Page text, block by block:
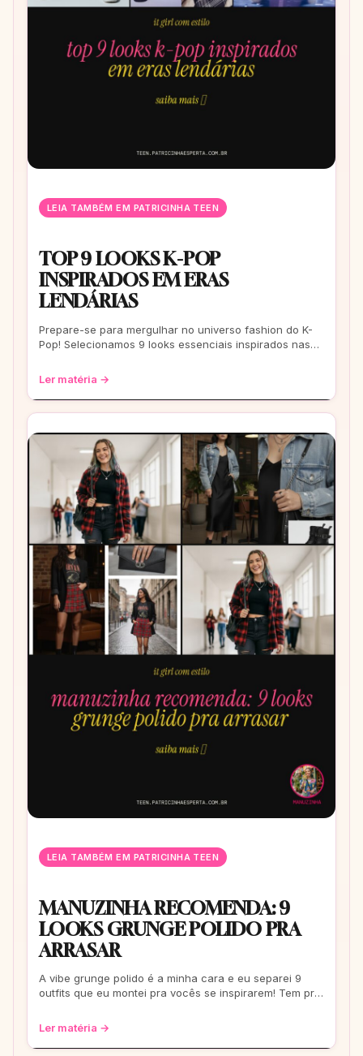
LEIA TAMBÉM EM PATRICINHA TEEN
TOP 9 LOOKS K-POP
INSPIRADOS EM ERAS
LENDÁRIAS
Prepare-se para mergulhar no universo fashion do K-
Pop! Selecionamos 9 looks essenciais inspirados nas
Ler matéria →
LEIA TAMBÉM EM PATRICINHA TEEN
MANUZINHA RECOMENDA: 9
LOOKS GRUNGE POLIDO PRA
ARRASAR
A vibe grunge polido é a minha cara e eu separei 9
outfits que eu montei pra vocês se inspirarem! Tem pra
Ler matéria →